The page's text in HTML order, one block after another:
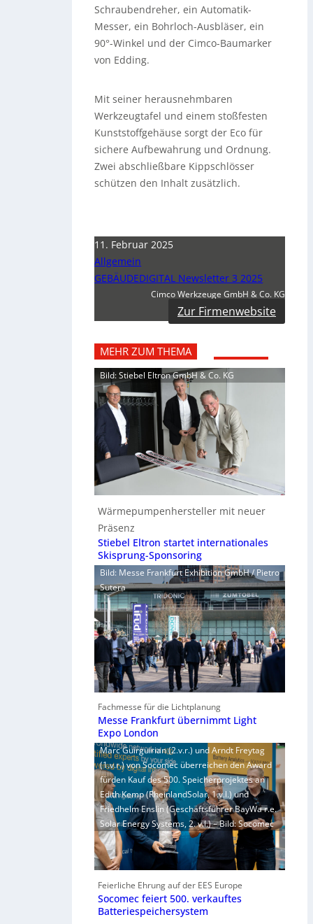
Schraubendreher, ein Automatik-
Messer, ein Bohrloch-Ausbläser, ein
90°-Winkel und der Cimco-Baumarker
von Edding.
Mit seiner herausnehmbaren
Werkzeugtafel und einem stoßfesten
Kunststoffgehäuse sorgt der Eco für
sichere Aufbewahrung und Ordnung.
Zwei abschließbare Kippschlösser
schützen den Inhalt zusätzlich.
11. Februar 2025
Allgemein
GEBÄUDEDIGITAL Newsletter 3 2025
Cimco Werkzeuge GmbH & Co. KG
Zur Firmenwebsite
MEHR ZUM THEMA
Bild: Stiebel Eltron GmbH & Co. KG
Wärmepumpenhersteller mit neuer
Präsenz
Stiebel Eltron startet internationales
Skisprung-Sponsoring
Bild: Messe Frankfurt Exhibition GmbH / Pietro
Sutera
Fachmesse für die Lichtplanung
Messe Frankfurt übernimmt Light
Expo London
Marc Guirguirian (2.v.r.) und Arndt Freytag
(1.v.r.) von Socomec überreichen den Award
fürden Kauf des 500. Speicherprojektes an
Edith Kemp (RheinlandSolar, 1.v.l.) und
Friedhelm Enslin (Geschäftsführer BayWa r.e.
Solar Energy Systems, 2. v.l.) – Bild: Socomec
Feierliche Ehrung auf der EES Europe
Socomec feiert 500. verkauftes
Batteriespeichersystem